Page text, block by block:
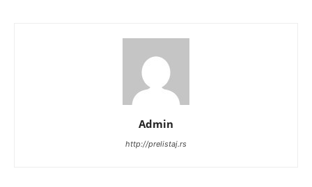
Admin
http://prelistaj.rs